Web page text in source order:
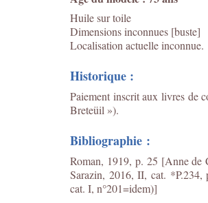
Huile sur toile
Dimensions inconnues [buste]
Localisation actuelle inconnue.
Historique :
Paiement inscrit aux livres de
Breteüil »).
Bibliographie :
Roman, 1919, p. 25 [Anne de
Sarazin, 2016, II, cat. *P.234,
cat. I, n°201=idem)]